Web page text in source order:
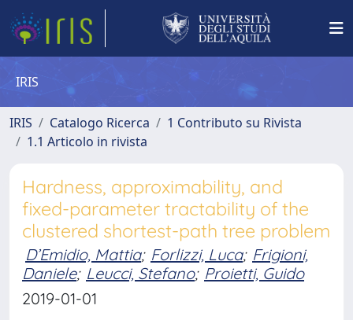
IRIS
IRIS Catalogo Ricerca
1 Contributo su Rivista
1.1 Articolo in rivista
Hardness, approximability, and
fixed-parameter tractability of the
clustered shortest-path tree problem
D’Emidio, Mattia; Forlizzi, Luca; Frigioni,
Daniele; Leucci, Stefano; Proietti, Guido
2019-01-01